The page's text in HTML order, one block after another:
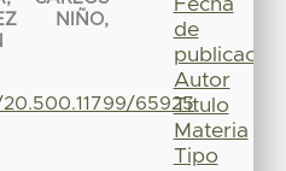
NIÑO,
65925
Fecha
de
publicación
Autor
Título
Materia
Tipo